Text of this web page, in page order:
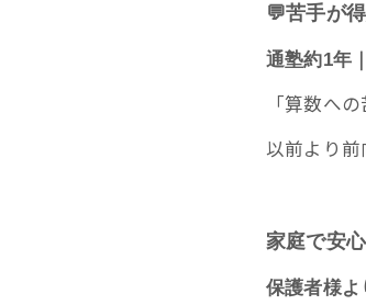
💬苦手が
通塾約1年
「算数へ
以前より前
家庭で安
保護者様よ